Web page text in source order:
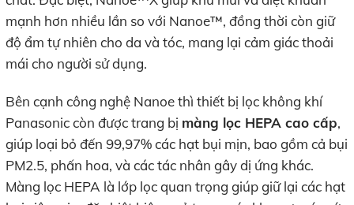
mạnh hơn nhiều lần so với Nanoe™, đồng thời còn giữ
độ ẩm tự nhiên cho da và tóc, mang lại cảm giác thoải
mái cho người sử dụng.
Bên cạnh công nghệ Nanoe thì thiết bị lọc không khí
Panasonic còn được trang bị màng lọc HEPA cao cấp,
giúp loại bỏ đến 99,97% các hạt bụi mịn, bao gồm cả bụi
PM2.5, phấn hoa, và các tác nhân gây dị ứng khác.
Màng lọc HEPA là lớp lọc quan trọng giúp giữ lại các hạt